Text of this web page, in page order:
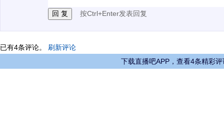
按Ctrl+Enter发表回复
已有4条评论。 刷新评论
下载直播吧APP，查看4条精彩评